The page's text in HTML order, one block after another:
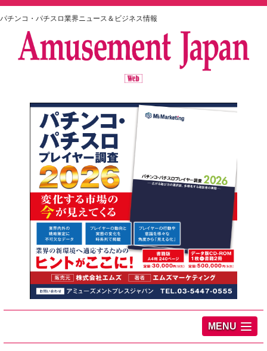
パチンコ・パチスロ業界ニュース＆ビジネス情報
MENU